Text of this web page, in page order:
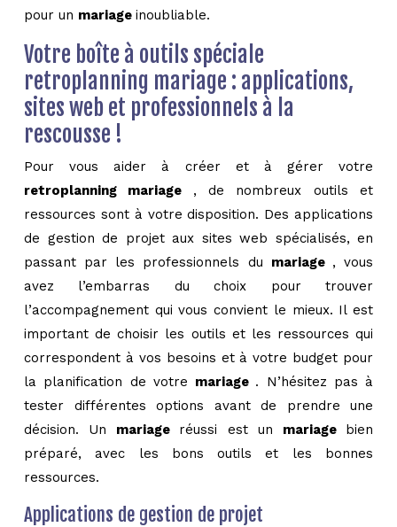
pour un mariage inoubliable.
Votre boîte à outils spéciale
retroplanning mariage : applications,
sites web et professionnels à la
rescousse !
Pour vous aider à créer et à gérer votre
retroplanning mariage , de nombreux outils et
ressources sont à votre disposition. Des applications
de gestion de projet aux sites web spécialisés, en
passant par les professionnels du mariage , vous
avez l’embarras du choix pour trouver
l’accompagnement qui vous convient le mieux. Il est
important de choisir les outils et les ressources qui
correspondent à vos besoins et à votre budget pour
la planification de votre mariage . N’hésitez pas à
tester différentes options avant de prendre une
décision. Un mariage réussi est un mariage bien
préparé, avec les bons outils et les bonnes
ressources.
Applications de gestion de projet